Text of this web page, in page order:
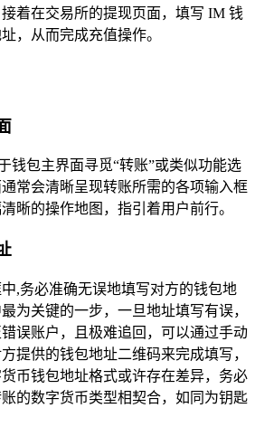
着在交易所的提现页面，填写 IM 钱
，从而完成充值操作。
钱包主界面寻觅“转账”或类似功能选
常会清晰呈现转账所需的各项输入框
晰的操作地图，指引着用户前行。
,务必准确无误地填写对方的钱包地
为关键的一步，一旦地址填写有误，
误账户，且极难追回，可以通过手动
提供的钱包地址二维码来完成填写，
币钱包地址格式或许存在差异，务必
的数字货币类型相契合，如同为钥匙